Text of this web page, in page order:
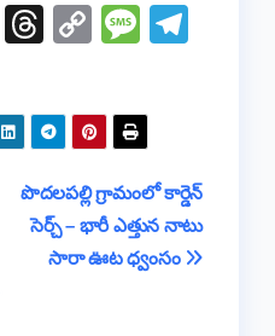
X
T
a
d
s
C
y
Li
n
k
M
a
g
e
a
m
పొదలపల్లి గ్రామంలో కార్డెన్
సెర్చ్ – భారీ ఎత్తున నాటు
సారా ఊట ధ్వంసం